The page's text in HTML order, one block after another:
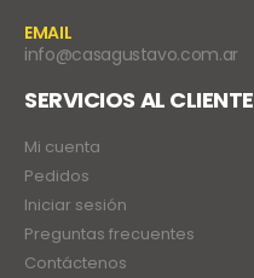
EMAIL
info@casagustavo.com.ar
SERVICIOS AL CLIENTE
Mi cuenta
Pedidos
Iniciar sesión
Preguntas frecuentes
Contáctenos